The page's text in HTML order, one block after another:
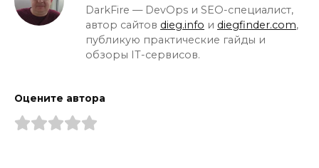
DarkFire — DevOps и SEO-специалист,
автор сайтов dieg.info и diegfinder.com,
публикую практические гайды и
обзоры IT-сервисов.
Оцените автора